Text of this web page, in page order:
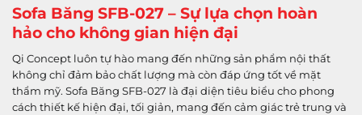
Sofa Băng SFB-027 – Sự lựa chọn hoàn
hảo cho không gian hiện đại
Qi Concept luôn tự hào mang đến những sản phẩm nội thất
không chỉ đảm bảo chất lượng mà còn đáp ứng tốt về mặt
thẩm mỹ. Sofa Băng SFB-027 là đại diện tiêu biểu cho phong
cách thiết kế hiện đại, tối giản, mang đến cảm giác trẻ trung và